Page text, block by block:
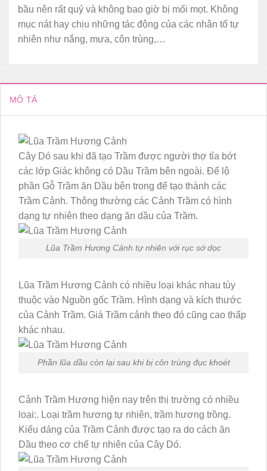
bầu nên rất quý và không bao giờ bị mối mọt. Không
mục nát hay chịu những tác động của các nhân tố tự
nhiên như nắng, mưa, côn trùng,…
MÔ TẢ
Cây Dó sau khi đã tạo Trầm được người thợ tỉa bớt
các lớp Giác không có Dầu Trầm bên ngoài. Để lộ
phần Gỗ Trầm ăn Dầu bên trong để tạo thành các
Trầm Cảnh. Thông thường các Cảnh Trầm có hình
dạng tự nhiên theo dạng ăn dầu của Trầm.
Lũa Trầm Hương Cảnh tự nhiên với rục sớ dọc
Lũa Trầm Hương Cảnh có nhiều loại khác nhau tùy
thuộc vào Nguồn gốc Trầm. Hình dạng và kích thước
của Cảnh Trầm. Giá Trầm cảnh theo đó cũng cao thấp
khác nhau.
Phần lũa dầu còn lại sau khi bị côn trùng đục khoét
Cảnh Trầm Hương hiện nay trên thị trường có nhiều
loại:. Loại trầm hương tự nhiên, trầm hương trồng.
Kiểu dáng của Trầm Cảnh được tạo ra do cách ăn
Dầu theo cơ chế tự nhiên của Cây Dó.